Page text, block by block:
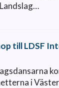
till LDSF
i